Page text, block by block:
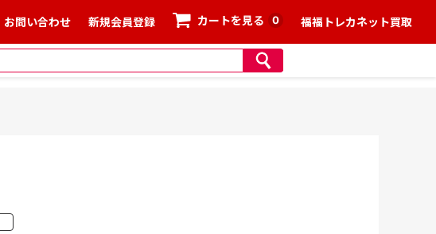
お問い合わせ 新規会員登録 カートを見る 0 福福トレカネット買取